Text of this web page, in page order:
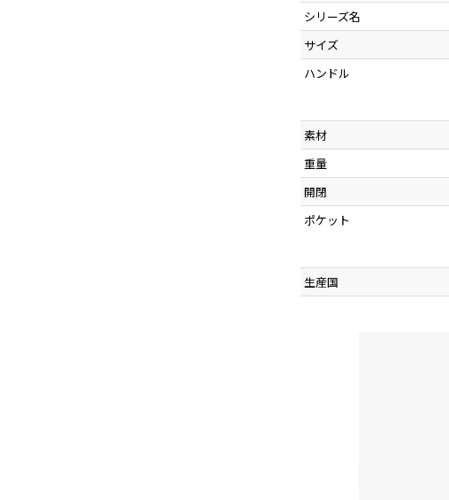
シリーズ名
サイズ
ハンドル
素材
重量
開閉
ポケット
生産国